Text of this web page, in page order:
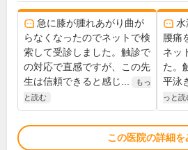
急に膝が腫れあがり曲が
らなくなったのでネットで検
索して受診しました。触診で
の対応で直感ですが、この先
生は信頼できると感じ...
もっ
と読む
水
腰痛
ネッ
た。
平泳
っと読
この医院の詳細を